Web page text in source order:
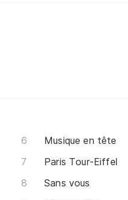
Musique en tête
Paris Tour-Eiffel
Sans vous